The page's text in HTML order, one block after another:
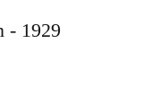
- 1929